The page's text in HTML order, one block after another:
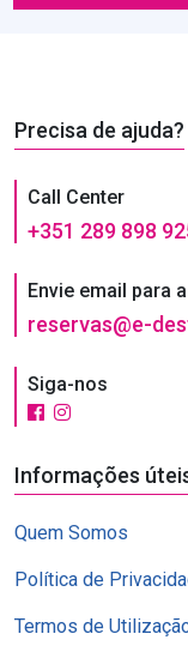
Precisa de ajuda?
Call Center
+351 289 898
Envie email para
reservas@e-
Siga-nos
Informações
Quem Somos
Política de
Termos de